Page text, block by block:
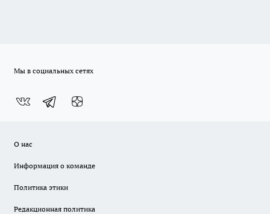
Мы в социальных сетях
О нас
Информация о команде
Политика этики
Редакционная политика